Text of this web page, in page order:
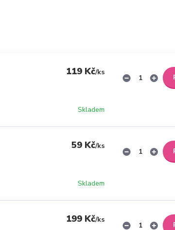
119 Kč/ks
Skladem
59 Kč/ks
Skladem
199 Kč/ks